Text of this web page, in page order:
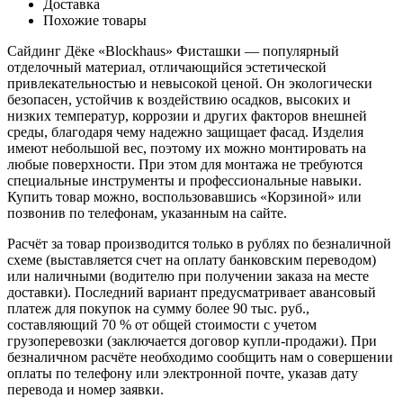
Доставка
Похожие товары
Сайдинг Дёке «Blockhaus» Фисташки — популярный
отделочный материал, отличающийся эстетической
привлекательностью и невысокой ценой. Он экологически
безопасен, устойчив к воздействию осадков, высоких и
низких температур, коррозии и других факторов внешней
среды, благодаря чему надежно защищает фасад. Изделия
имеют небольшой вес, поэтому их можно монтировать на
любые поверхности. При этом для монтажа не требуются
специальные инструменты и профессиональные навыки.
Купить товар можно, воспользовавшись «Корзиной» или
позвонив по телефонам, указанным на сайте.
Расчёт за товар производится только в рублях по безналичной
схеме (выставляется счет на оплату банковским переводом)
или наличными (водителю при получении заказа на месте
доставки). Последний вариант предусматривает авансовый
платеж для покупок на сумму более 90 тыс. руб.,
составляющий 70 % от общей стоимости с учетом
грузоперевозки (заключается договор купли-продажи). При
безналичном расчёте необходимо сообщить нам о совершении
оплаты по телефону или электронной почте, указав дату
перевода и номер заявки.